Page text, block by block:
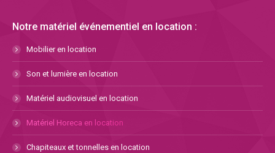
Notre matériel événementiel en location :
Mobilier en location
Son et lumière en location
Matériel audiovisuel en location
Matériel Horeca en location
Chapiteaux et tonnelles en location